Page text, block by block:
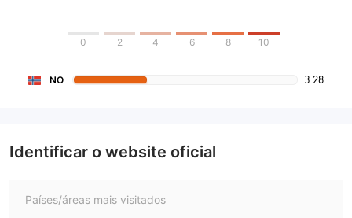
0 2 4 6 8 10
NO 3.28
Identificar o website oficial
Países/áreas mais visitados